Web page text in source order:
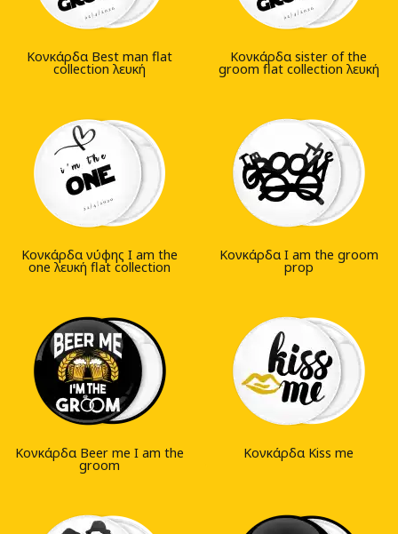
Κονκάρδα Best man flat
collection λευκή
Κονκάρδα sister of the
groom flat collection λευκή
Κονκάρδα νύφης I am the
one λευκή flat collection
Κονκάρδα I am the groom
prop
Κονκάρδα Beer me I am the
groom
Kονκάρδα Kiss me